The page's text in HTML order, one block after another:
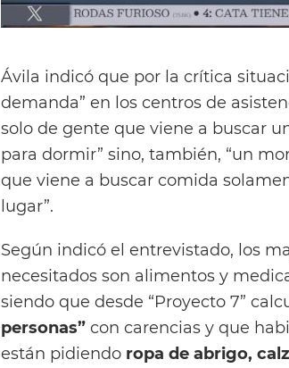
Ávila indicó que por la crítica
demanda” en los centros de
solo de gente que viene a buscar
para dormir” sino, también, “un
que viene a buscar comida
lugar”.
Según indicó el entrevistado, los
necesitados son alimentos y
siendo que desde “Proyecto 7”
personas” con carencias y que
están pidiendo ropa de abrigo,